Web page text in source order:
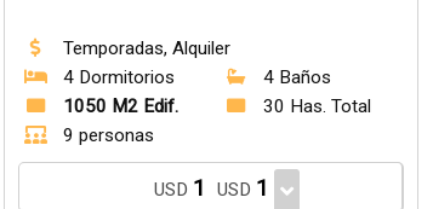
Temporadas, Alquiler
4 Dormitorios
4 Baños
1050 M2 Edif.
30 Has. Total
9 personas
USD 1 USD 1